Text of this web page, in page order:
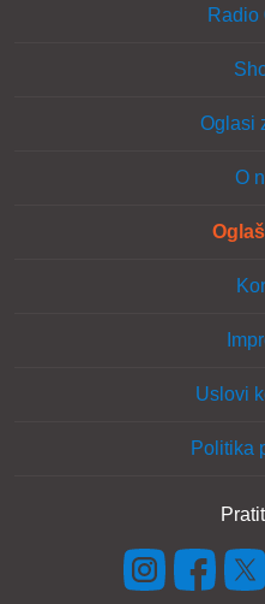
Radio
Oglasi
O
Uslovi
Politika